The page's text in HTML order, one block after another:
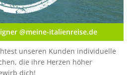
@meine-italienreise.de
unseren Kunden individuelle
die ihre Herzen höher
dich!